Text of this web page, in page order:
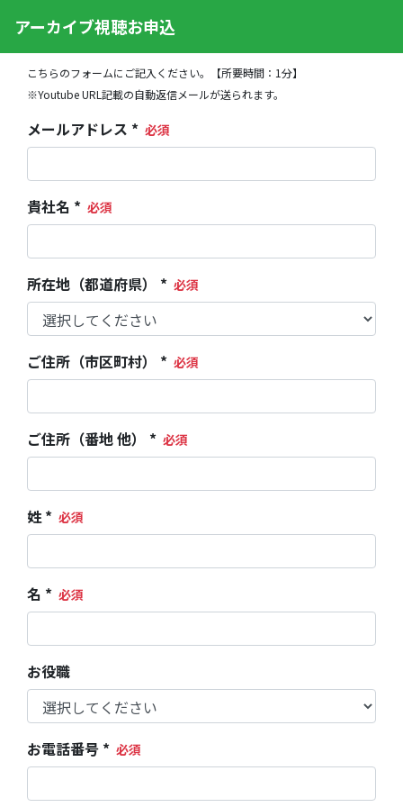
アーカイブ視聴お申込
こちらのフォームにご記入ください。【所要時間：1分】
※Youtube URL記載の自動返信メールが送られます。
メールアドレス *
貴社名 *
所在地（都道府県） *
ご住所（市区町村） *
ご住所（番地 他） *
姓 *
名 *
お役職
お電話番号 *